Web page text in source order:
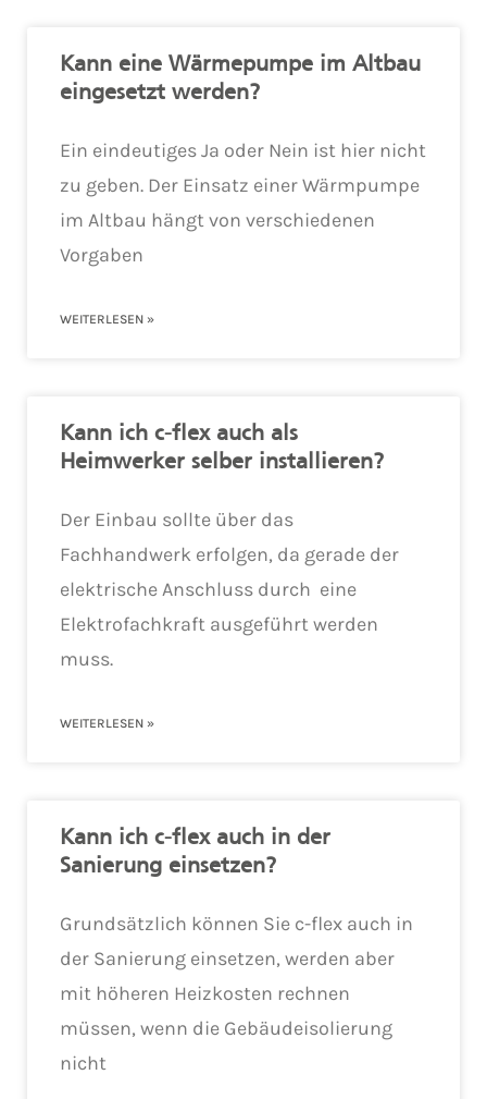
Kann eine Wärmepumpe im Altbau
eingesetzt werden?
Ein eindeutiges Ja oder Nein ist hier nicht
zu geben. Der Einsatz einer Wärmpumpe
im Altbau hängt von verschiedenen
Vorgaben
WEITERLESEN »
Kann ich c-flex auch als
Heimwerker selber installieren?
Der Einbau sollte über das
Fachhandwerk erfolgen, da gerade der
elektrische Anschluss durch eine
Elektrofachkraft ausgeführt werden
muss.
WEITERLESEN »
Kann ich c-flex auch in der
Sanierung einsetzen?
Grundsätzlich können Sie c-flex auch in
der Sanierung einsetzen, werden aber
mit höheren Heizkosten rechnen
müssen, wenn die Gebäudeisolierung
nicht